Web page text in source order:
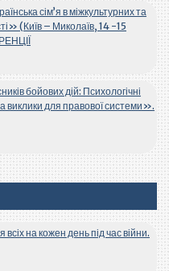
сім’я в міжкультурних та
(Київ – Миколаїв, 14 -15
бойових дій: Психологічні
виклики для правової системи».
на кожен день під час війни.